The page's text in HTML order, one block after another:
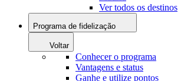
Ver todos os destinos
Programa de fidelização
Voltar
Conhecer o programa
Vantagens e status
Ganhe e utilize pontos